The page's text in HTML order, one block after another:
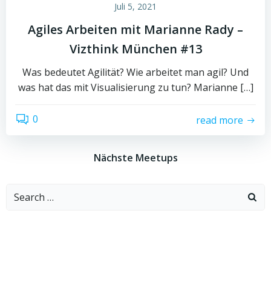
Juli 5, 2021
Agiles Arbeiten mit Marianne Rady –
Vizthink München #13
Was bedeutet Agilität? Wie arbeitet man agil? Und
was hat das mit Visualisierung zu tun? Marianne […]
0 read more
Nächste Meetups
Search